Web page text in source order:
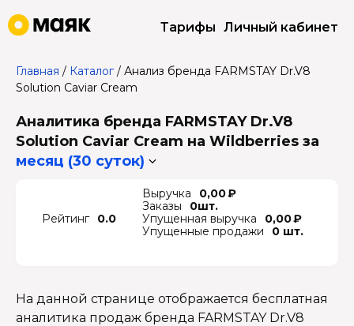
Тарифы Личный кабинет
Главная / Каталог/ Анализ бренда FARMSTAY Dr.V8
Solution Caviar Cream
Аналитика бренда FARMSTAY Dr.V8
Solution Caviar Cream на Wildberries за
месяц (30 суток)
Рейтинг 0.0
Выручка
0,00 ₽
Заказы
0шт.
Упущенная выручка
0,00 ₽
Упущенные продажи
0 шт.
На данной странице отображается бесплатная
аналитика продаж бренда FARMSTAY Dr.V8